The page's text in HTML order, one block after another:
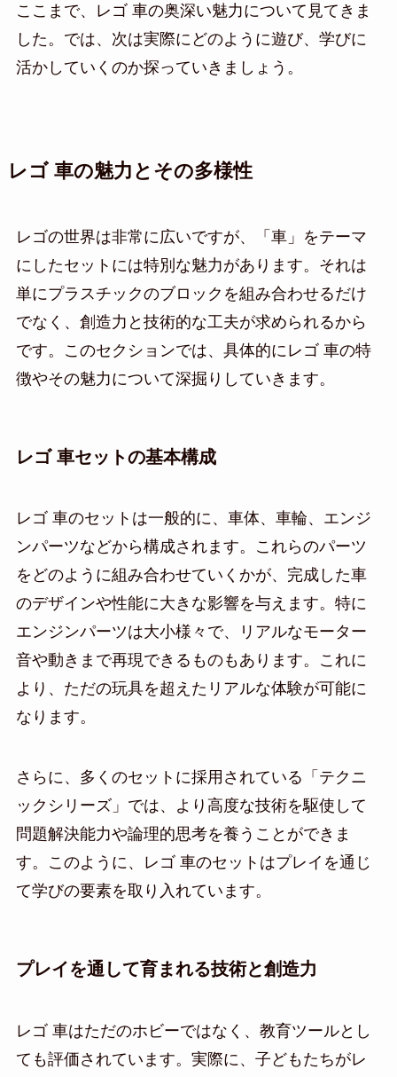
ここまで、レゴ 車の奥深い魅力について見てきま
した。では、次は実際にどのように遊び、学びに
活かしていくのか探っていきましょう。
レゴ 車の魅力とその多様性
レゴの世界は非常に広いですが、「車」をテーマ
にしたセットには特別な魅力があります。それは
単にプラスチックのブロックを組み合わせるだけ
でなく、創造力と技術的な工夫が求められるから
です。このセクションでは、具体的にレゴ 車の特
徴やその魅力について深掘りしていきます。
レゴ 車セットの基本構成
レゴ 車のセットは一般的に、車体、車輪、エンジ
ンパーツなどから構成されます。これらのパーツ
をどのように組み合わせていくかが、完成した車
のデザインや性能に大きな影響を与えます。特に
エンジンパーツは大小様々で、リアルなモーター
音や動きまで再現できるものもあります。これに
より、ただの玩具を超えたリアルな体験が可能に
なります。
さらに、多くのセットに採用されている「テクニ
ックシリーズ」では、より高度な技術を駆使して
問題解決能力や論理的思考を養うことができま
す。このように、レゴ 車のセットはプレイを通じ
て学びの要素を取り入れています。
プレイを通して育まれる技術と創造力
レゴ 車はただのホビーではなく、教育ツールとし
ても評価されています。実際に、子どもたちがレ